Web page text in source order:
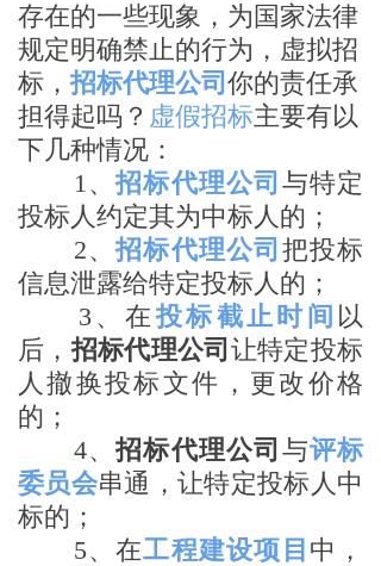
存在的一些现象，为国家法律
规定明确禁止的行为，虚拟招
标，招标代理公司 你的责任承
担得起吗？ 虚假招标主要有以
下几种情况：
1、招标代理公司 与特定
投标人约定其为中标人的；
2、招标代理公司 把投标
信息泄露给特定投标人的；
3 、在投标截止时间 以
后，招标代理公司 让特定投标
人撤换投标文件，更改价格
的；
4、招标代理公司 与评标
委员会串通，让特定投标人中
标的；
5、在工程建设项目 中，